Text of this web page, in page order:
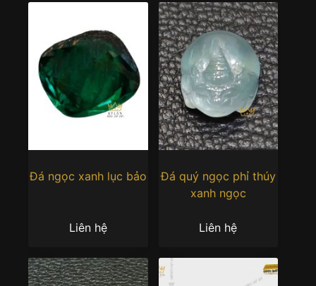
Đá ngọc xanh lục bảo
Liên hệ
Đá quý ngọc phỉ thúy
xanh ngọc
Liên hệ